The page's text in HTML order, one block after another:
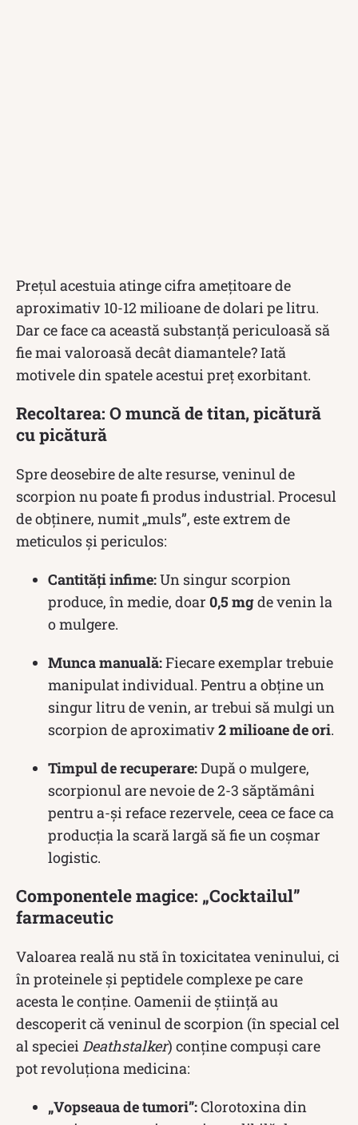
Prețul acestuia atinge cifra amețitoare de
aproximativ 10-12 milioane de dolari pe litru.
Dar ce face ca această substanță periculoasă să
fie mai valoroasă decât diamantele? Iată
motivele din spatele acestui preț exorbitant.
Recoltarea: O muncă de titan, picătură
cu picătură
Spre deosebire de alte resurse, veninul de
scorpion nu poate fi produs industrial. Procesul
de obținere, numit „muls”, este extrem de
meticulos și periculos:
Cantități infime:Un singur scorpion
produce, în medie, doar 0,5 mgde venin la
o mulgere.
Munca manuală:Fiecare exemplar trebuie
manipulat individual. Pentru a obține un
singur litru de venin, ar trebui să mulgi un
scorpion de aproximativ2 milioane de ori.
Timpul de recuperare:După o mulgere,
scorpionul are nevoie de 2-3 săptămâni
pentru a-și reface rezervele, ceea ce face ca
producția la scară largă să fie un coșmar
logistic.
Componentele magice: „Cocktailul”
farmaceutic
Valoarea reală nu stă în toxicitatea veninului, ci
în proteinele și peptidele complexe pe care
acesta le conține. Oamenii de știință au
descoperit că veninul de scorpion (în special cel
al speciei Deathstalker) conține compuși care
pot revoluționa medicina:
„Vopseaua de tumori”:Clorotoxina din